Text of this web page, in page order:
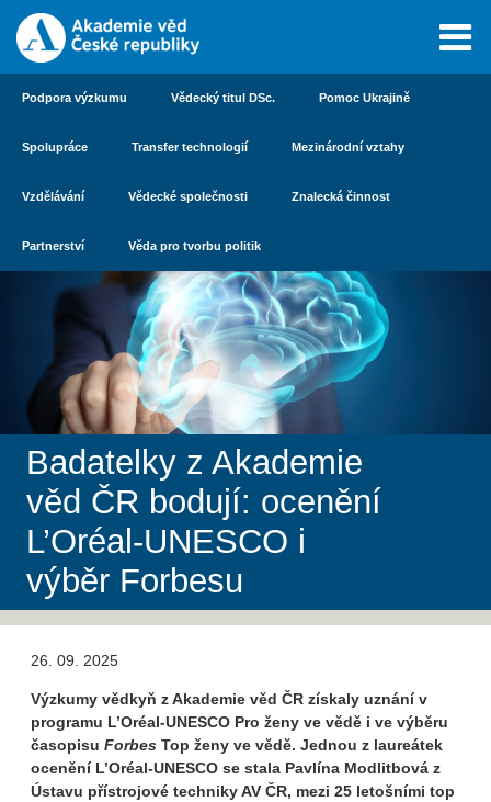
Podpora výzkumu Vědecký titul DSc. Pomoc Ukrajině
Spolupráce Transfer technologií Mezinárodní vztahy
Vzdělávání Vědecké společnosti Znalecká činnost
Partnerství Věda pro tvorbu politik
Badatelky z Akademie
věd ČR bodují: ocenění
L’Oréal-UNESCO i
výběr Forbesu
26. 09. 2025
Výzkumy vědkyň z Akademie věd ČR získaly uznání v
programu L’Oréal-UNESCO Pro ženy ve vědě i ve výběru
časopisu Forbes Top ženy ve vědě. Jednou z laureátek
ocenění L’Oréal-UNESCO se stala Pavlína Modlitbová z
Ústavu přístrojové techniky AV ČR, mezi 25 letošními top